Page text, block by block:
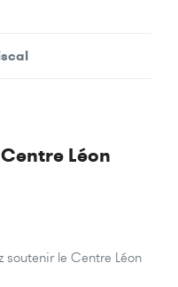
Léon
soutenir le Centre Léon